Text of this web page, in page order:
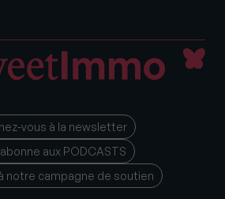
vous à la newsletter
aux PODCASTS
notre campagne de soutien